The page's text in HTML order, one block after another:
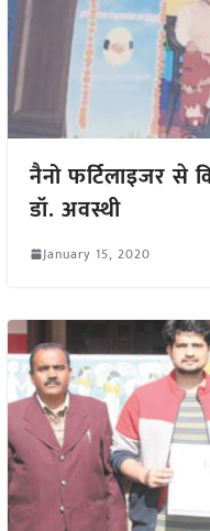
नैनो फर्टिलाइजर से
डॉ. अवस्थी
January 15, 2020